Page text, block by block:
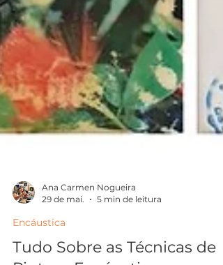
Ana Carmen Nogueira
29 de mai.
Encáustica